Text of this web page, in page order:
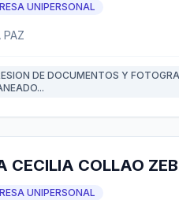
UNIPERSONAL
PAZ
DE DOCUMENTOS Y
CECILIA COLLAO
UNIPERSONAL